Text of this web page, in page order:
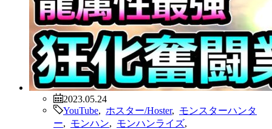
2023.05.24
YouTube
ホスター/Hoster, モンスターハンタ
ー
モンハン モンハンライズ